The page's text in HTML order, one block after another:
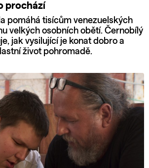
prochází
pomáhá tisícům venezuelských
velkých osobních obětí. Černobílý
jak vysilující je konat dobro a
život pohromadě.